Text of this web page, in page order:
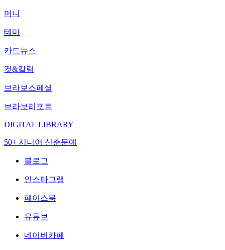
머니
테마
카드뉴스
컷&칼럼
브라보스페셜
브라보리포트
DIGITAL LIBRARY
50+ 시니어 신춘문예
블로그
인스타그램
페이스북
유튜브
네이버카페